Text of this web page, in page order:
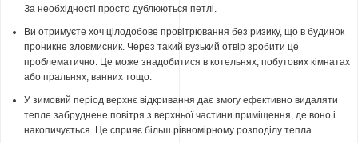
За необхідності просто дублюються петлі.
Ви отримуєте хоч цілодобове провітрювання без ризику, що в будинок
проникне зловмисник. Через такий вузький отвір зробити це
проблематично. Це може знадобитися в котельнях, побутових кімнатах
або пральнях, ванних тощо.
У зимовий період верхнє відкривання дає змогу ефективно видаляти
тепле забруднене повітря з верхньої частини приміщення, де воно і
накопичується. Це сприяє більш рівномірному розподілу тепла.